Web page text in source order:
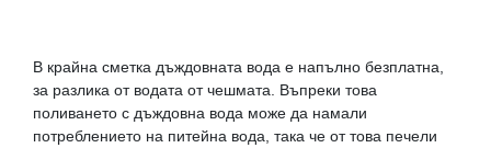
В крайна сметка дъждовната вода е напълно безплатна,
за разлика от водата от чешмата. Въпреки това
поливането с дъждовна вода може да намали
потреблението на питейна вода, така че от това печели